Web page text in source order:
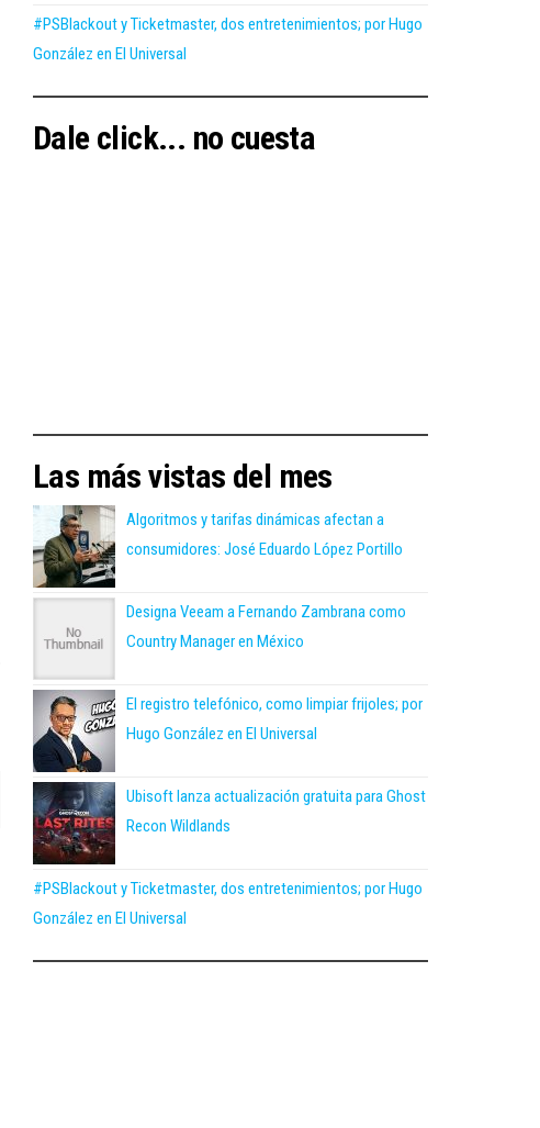
#PSBlackout y Ticketmaster, dos entretenimientos; por Hugo
González en El Universal
Dale click... no cuesta
Las más vistas del mes
Algoritmos y tarifas dinámicas afectan a
consumidores: José Eduardo López Portillo
Designa Veeam a Fernando Zambrana como
Country Manager en México
El registro telefónico, como limpiar frijoles; por
Hugo González en El Universal
Ubisoft lanza actualización gratuita para Ghost
Recon Wildlands
#PSBlackout y Ticketmaster, dos entretenimientos; por Hugo
González en El Universal